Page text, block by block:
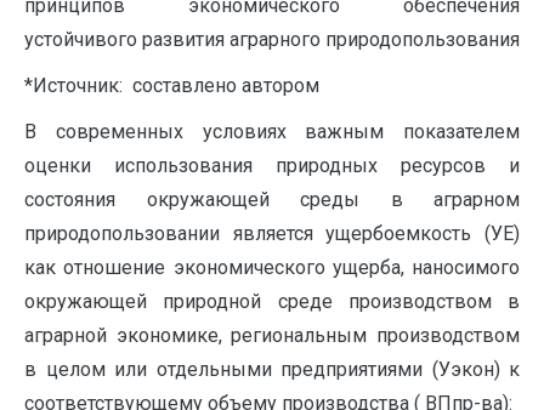
принципов экономического обеспечения
устойчивого развития аграрного природопользования
*Источник: составлено автором
В современных условиях важным показателем
оценки использования природных ресурсов и
состояния окружающей среды в аграрном
природопользовании является ущербоемкость (УЕ)
как отношение экономического ущерба, наносимого
окружающей природной среде производством в
аграрной экономике, региональным производством
в целом или отдельными предприятиями (Уэкон) к
соответствующему объему производства ( ВПпр-ва):